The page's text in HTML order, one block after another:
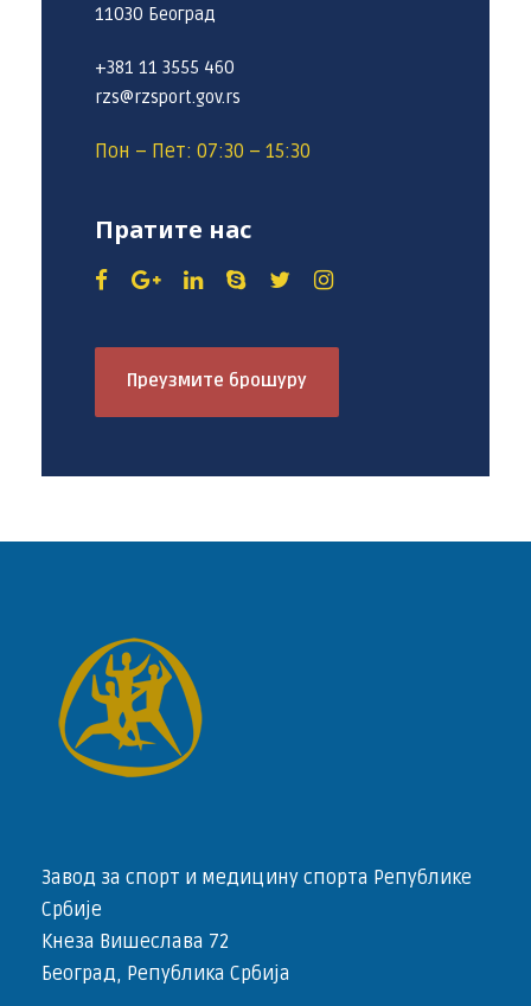
11030 Београд
+381 11 3555 460
rzs@rzsport.gov.rs
Пон – Пет: 07:30 – 15:30
Пратите нас
Преузмите брошуру
Завод за спорт и медицину спорта Републике
Србије
Кнеза Вишеслава 72
Београд, Република Србија